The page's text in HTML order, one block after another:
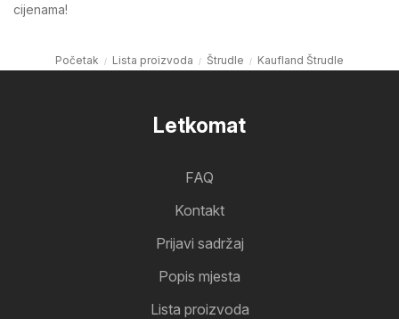
cijenama!
Početak Lista proizvoda Štrudle Kaufland Štrudle
Letkomat
FAQ
Kontakt
Prijavi sadržaj
Popis mjesta
Lista proizvoda